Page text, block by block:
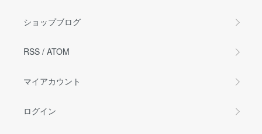
ショップブログ
RSS / ATOM
マイアカウント
ログイン